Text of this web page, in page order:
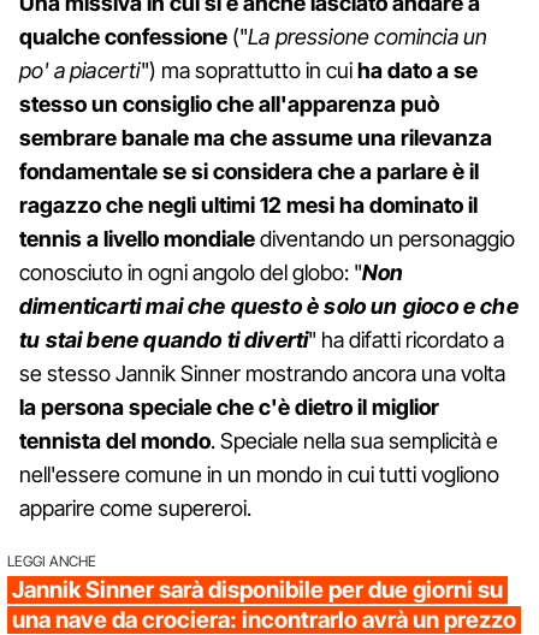
qualche confessione ("La pressione comincia un
po' a piacerti") ma soprattutto in cuiha dato a se
stesso un consiglio che all'apparenza può
sembrare banale ma che assume una rilevanza
fondamentale se si considera che a parlare è il
ragazzo che negli ultimi 12 mesi ha dominato il
tennis a livello mondialediventando un personaggio
conosciuto in ogni angolo del globo: "Non
dimenticarti mai che questo è solo un gioco e che
tu stai bene quando ti diverti" ha difatti ricordato a
se stesso Jannik Sinner mostrando ancora una volta
la persona speciale che c'è dietro il miglior
tennista del mondo. Speciale nella sua semplicità e
nell'essere comune in un mondo in cui tutti vogliono
apparire come supereroi.
LEGGI ANCHE
Jannik Sinner sarà disponibile per due giorni su
una nave da crociera: incontrarlo avrà un prezzo